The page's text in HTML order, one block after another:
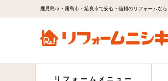
鹿児島市・霧島市・姶良市で安心・信頼のリフォームなら
リフォームメニュー